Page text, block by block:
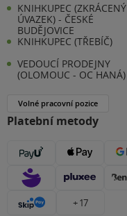
KNIHKUPEC (ZKRÁCENÝ
ÚVAZEK) - ČESKÉ
BUDĚJOVICE
KNIHKUPEC (TŘEBÍČ)
VEDOUCÍ PRODEJNY
(OLOMOUC - OC HANÁ)
Volné pracovní pozice
Platební metody
+ 17